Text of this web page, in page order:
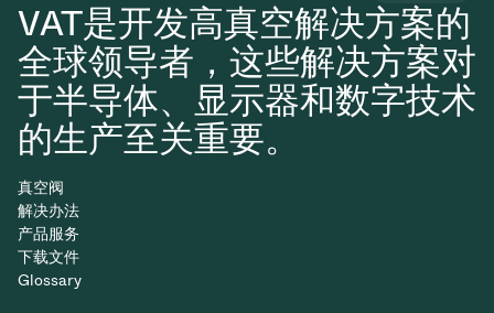
VAT是开发高真空解决方案的
全球领导者，这些解决方案对
于半导体、显示器和数字技术
的生产至关重要。
真空阀
解决办法
产品服务
下载文件
Glossary